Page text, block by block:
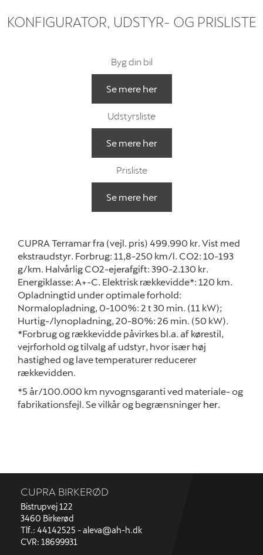
KONFIGURATOR, UDSTYR- OG PRISLISTE
Byg din bil
Se mere her
Udstyrsliste
Se mere her
Prisliste
Se mere her
CUPRA Terramar fra (vejl. pris) 499.990 kr. Vist med
ekstraudstyr. Forbrug: 11,8-250 km/l. CO2: 10-193
g/km. Halvårlig CO2-ejerafgift: 390-2.130 kr.
Energiklasse: A+-C. Elektrisk rækkevidde*: 120 km.
Opladningtid under optimale forhold:
Normalopladning, 0-100%: 2 t 30 min. (11 kW);
Hurtig-/lynopladning, 20-80%: 26 min. (50 kW).
*Forbrug og rækkevidde påvirkes bl.a. af kørestil,
vejrforhold og tilvalg af udstyr, hvor især høj
hastighed og lave temperaturer reducerer
rækkevidden.
*5 år/100.000 km nyvognsgaranti ved materiale- og
fabrikationsfejl. Se vilkår og begrænsninger her.
CUPRA BIRKERØD
Bistrupvej 122
3460 Birkerød
Tlf.: 44142525 -aleva@ah-h.dk
CVR: 18699931